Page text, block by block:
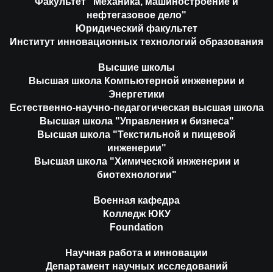
нефтегазовое дело"
Юридический факультет
Институт инновационных технологий образования
Высшие школы
Высшая школа Компьютерной инженерии и
Энергетики
Естественно-научно-педагогическая высшая школа
Высшая школа "Управления и бизнеса"
Высшая школа "Текстильной и пищевой
инженерии"
Высшая школа "Химической инженерии и
биотехнологии"
Военная кафедра
Колледж ЮКУ
Foundation
Научная работа и инновации
Департамент научных исследований